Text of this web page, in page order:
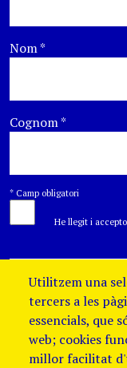
Nom*
Cognom*
* Camp obligatori
He llegit i
Utilitzem una
tercers a les
essencials, que
web; cookies
millor facilitat